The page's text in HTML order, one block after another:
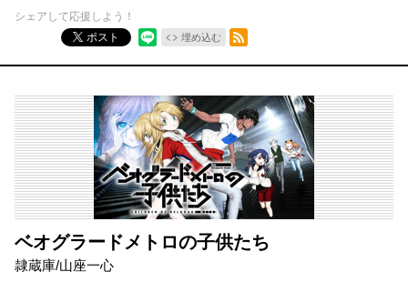
シェアして応援しよう！
ポスト
埋め込む
RSSフィード
ベオグラードメトロの子供たち
隷蔵庫/山座一心